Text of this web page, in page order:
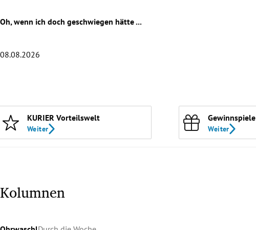
Oh, wenn ich doch geschwiegen hätte ...
08.08.2026
KURIER Vorteilswelt
Weiter
Gewinnspiele
Weiter
Kolumnen